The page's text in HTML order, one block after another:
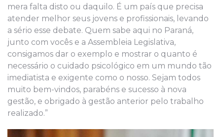
mera falta disto ou daquilo. É um país que precisa
atender melhor seus jovens e profissionais, levando
a sério esse debate. Quem sabe aqui no Paraná,
junto com vocês e a Assembleia Legislativa,
consigamos dar o exemplo e mostrar o quanto é
necessário o cuidado psicológico em um mundo tão
imediatista e exigente como o nosso. Sejam todos
muito bem-vindos, parabéns e sucesso à nova
gestão, e obrigado à gestão anterior pelo trabalho
realizado.”